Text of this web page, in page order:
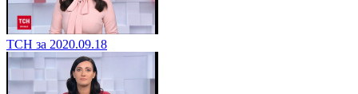
ТСН за 2020.09.18